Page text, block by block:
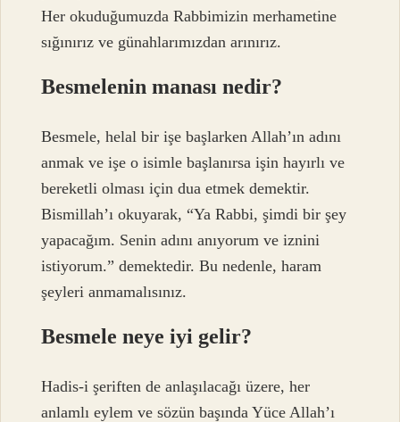
Her okuduğumuzda Rabbimizin merhametine
sığınırız ve günahlarımızdan arınırız.
Besmelenin manası nedir?
Besmele, helal bir işe başlarken Allah’ın adını
anmak ve işe o isimle başlanırsa işin hayırlı ve
bereketli olması için dua etmek demektir.
Bismillah’ı okuyarak, “Ya Rabbi, şimdi bir şey
yapacağım. Senin adını anıyorum ve iznini
istiyorum.” demektedir. Bu nedenle, haram
şeyleri anmamalısınız.
Besmele neye iyi gelir?
Hadis-i şeriften de anlaşılacağı üzere, her
anlamlı eylem ve sözün başında Yüce Allah’ı